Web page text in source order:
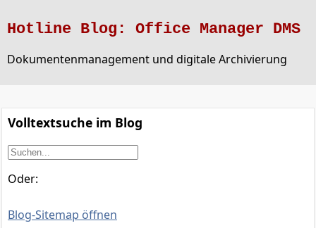
Hotline Blog: Office Manager DMS
Dokumentenmanagement und digitale Archivierung
Volltextsuche im Blog
Oder:
Blog-Sitemap öffnen